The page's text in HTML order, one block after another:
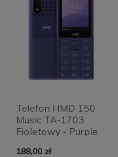
Telefon HMD 150
Music TA-1703
Fioletowy - Purple
188,00 zł